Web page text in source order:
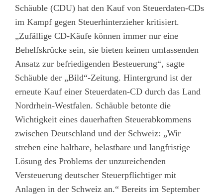
Schäuble (CDU) hat den Kauf von Steuerdaten-CDs
im Kampf gegen Steuerhinterzieher kritisiert.
„Zufällige CD-Käufe können immer nur eine
Behelfskrücke sein, sie bieten keinen umfassenden
Ansatz zur befriedigenden Besteuerung“, sagte
Schäuble der „Bild“-Zeitung. Hintergrund ist der
erneute Kauf einer Steuerdaten-CD durch das Land
Nordrhein-Westfalen. Schäuble betonte die
Wichtigkeit eines dauerhaften Steuerabkommens
zwischen Deutschland und der Schweiz: „Wir
streben eine haltbare, belastbare und langfristige
Lösung des Problems der unzureichenden
Versteuerung deutscher Steuerpflichtiger mit
Anlagen in der Schweiz an.“ Bereits im September